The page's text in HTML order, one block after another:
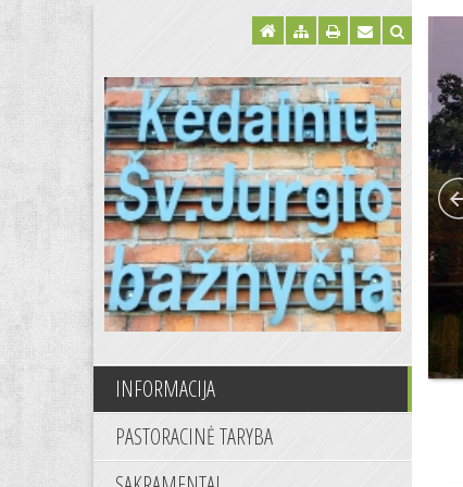
INFORMACIJA
PASTORACINĖ TARYBA